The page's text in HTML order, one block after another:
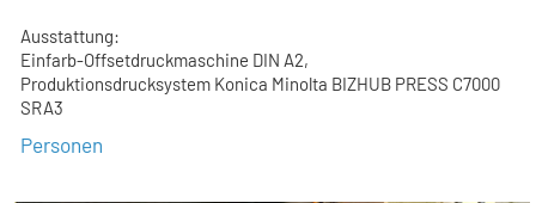
Ausstattung:
Einfarb-Offsetdruckmaschine DIN A2,
Produktionsdrucksystem Konica Minolta BIZHUB PRESS C7000
SRA3
Personen